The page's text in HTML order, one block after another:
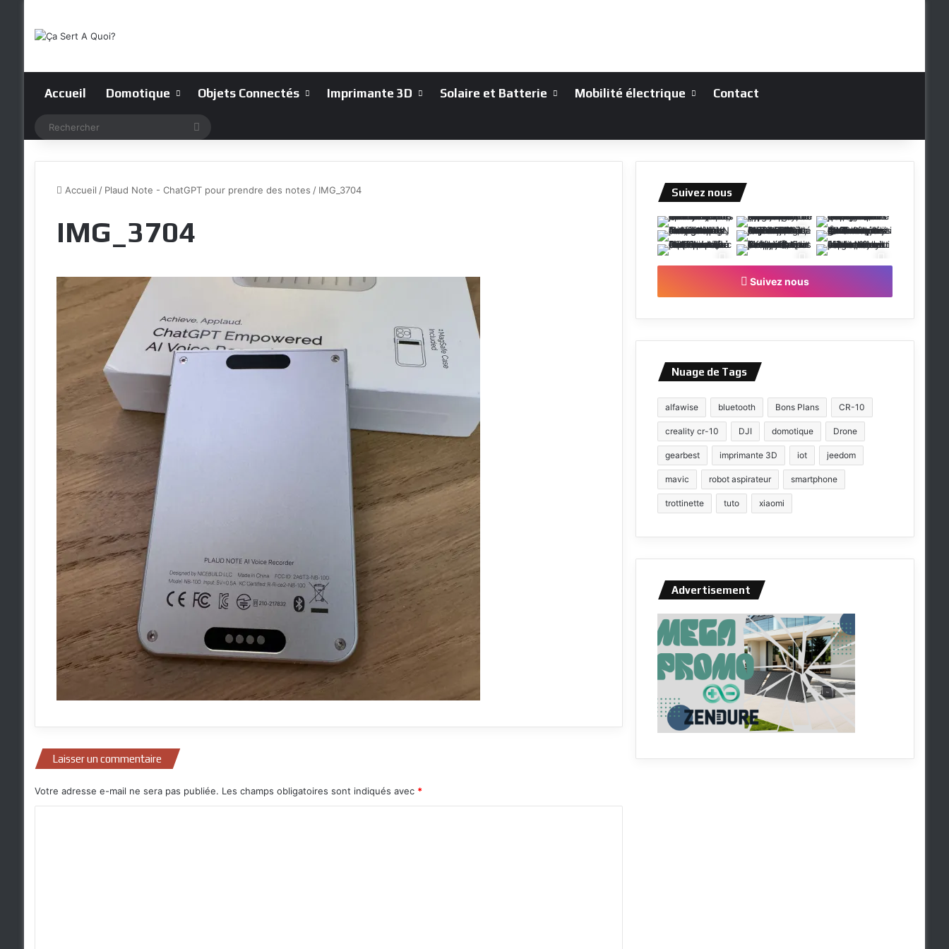
Accueil Domotique Objets Connectés Imprimante 3D Solaire et Batterie Mobilité électrique Contact
Accueil / Plaud Note - ChatGPT pour prendre des notes / IMG_3704
IMG_3704
Laisser un commentaire
Votre adresse e-mail ne sera pas publiée. Les champs obligatoires sont indiqués avec *
Suivez nous
Suivez nous
Nuage de Tags
alfawise bluetooth Bons Plans CR-10
creality cr-10 DJI domotique Drone
gearbest imprimante 3D iot jeedom
mavic robot aspirateur smartphone
trottinette tuto xiaomi
Advertisement